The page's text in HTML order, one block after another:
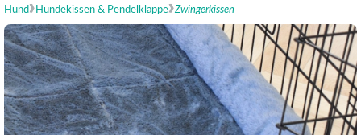
Hund Hundekissen & Pendelklappe Zwingerkissen